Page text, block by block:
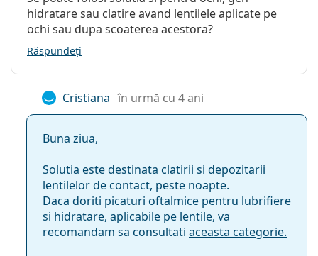
hidratare sau clatire avand lentilele aplicate pe
ochi sau dupa scoaterea acestora?
Răspundeți
Cristiana în urmă cu 4 ani
Buna ziua,
Solutia este destinata clatirii si depozitarii
lentilelor de contact, peste noapte.
Daca doriti picaturi oftalmice pentru lubrifiere
si hidratare, aplicabile pe lentile, va
recomandam sa consultati aceasta categorie.